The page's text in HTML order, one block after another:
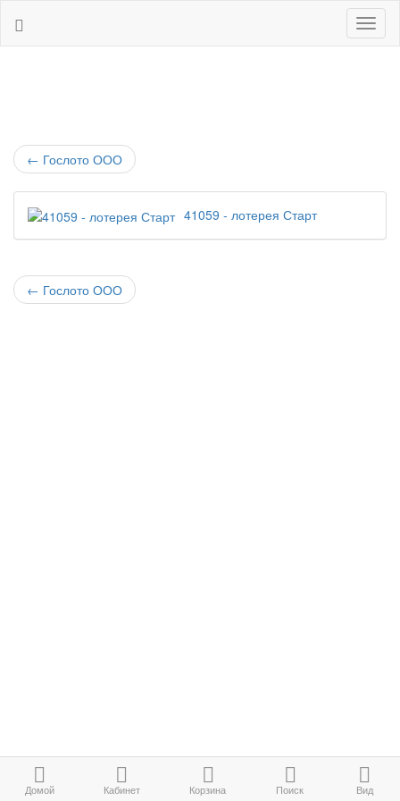
← Гослото ООО
41059 - лотерея Старт
← Гослото ООО
Домой Кабинет Корзина Поиск Вид